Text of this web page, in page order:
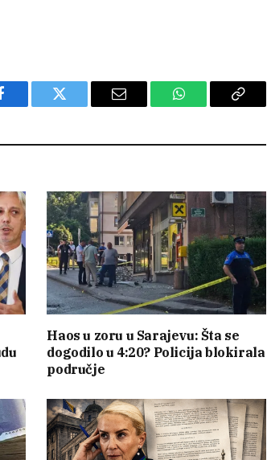
Twitter Email WhatsAppCopy
Haos u zoru u Sarajevu: Šta se
dogodilo u 4:20? Policija blokirala
područje